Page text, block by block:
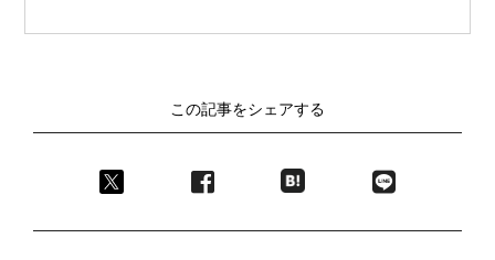
この記事をシェアする